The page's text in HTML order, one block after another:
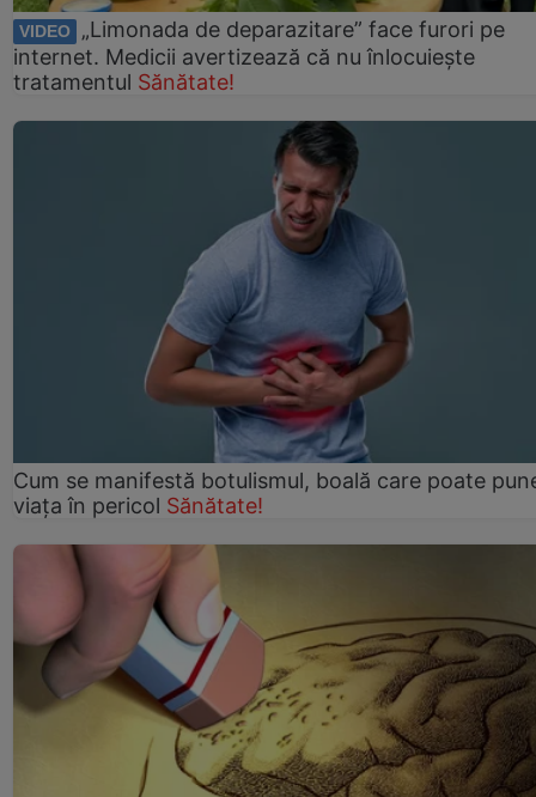
VIDEO
„Limonada de deparazitare” face furori pe
internet. Medicii avertizează că nu înlocuiește
tratamentul Sănătate!
Cum se manifestă botulismul, boală care poate
viaţa în pericol Sănătate!